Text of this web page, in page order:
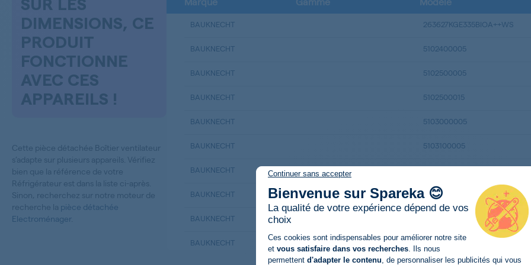
Continuer sans accepter
Bienvenue sur Spareka 😊
La qualité de votre expérience dépend de vos
choix
Plateforme de Gestion du
Ces cookies sont indispensables pour améliorer notre site
et vous satisfaire dans vos recherches. Ils nous
permettent d'adapter le contenu, de personnaliser les publicités qui vous
SUR LES
DIMENSIONS, CE
PRODUIT
FONCTIONNE
AVEC CES
APPAREILS !
Cette pièce détachée Boîtier ventilateur
s’adapte sur plusieurs appareils. Vérifiez
bien que la référence de votre
Réfrigérateur est dans la liste ci-après.
Sinon, recherchez sur notre moteur de
recherche la pièce détachée
Electroménager.
BAUKNECHT 263627KGE335BIOA++WS
BAUKNECHT 5102400005
BAUKNECHT 5102500005
BAUKNECHT 5102500015
BAUKNECHT 5103000005
BAUKNECHT 5103100005
BAUKNECHT 562883KG335BIOA++IO
BAUKNECHT FFN20IN++
BAUKNECHT
BAUKNECHT KD310A++IO